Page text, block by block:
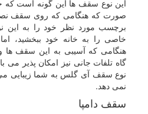
این نوع سقف ها این گونه است که
صورت که هنگامی که روی سقف
برچسب مورد نظر خود را به این
خاصی را به خانه خود ببخشید،
هنگامی که آسیبی به این سقف ها
گاه تلفات جانی نیز امکان پذیر می
نوع سقف آی گلس به شما زیبایی
نمی دهد.
سقف دامپا